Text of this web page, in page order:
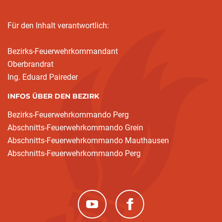
Für den Inhalt verantwortlich:
Bezirks-Feuerwehrkommandant
Oberbrandrat
Ing. Eduard Paireder
INFOS ÜBER DEN BEZIRK
Bezirks-Feuerwehrkommando Perg
Abschnitts-Feuerwehrkommando Grein
Abschnitts-Feuerwehrkommando Mauthausen
Abschnitts-Feuerwehrkommando Perg
(neues Fenster)(neues Fenster)